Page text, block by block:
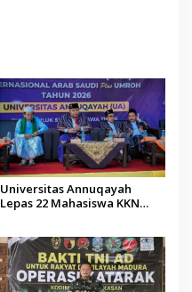
Universitas Annuqayah
Lepas 22 Mahasiswa KKN